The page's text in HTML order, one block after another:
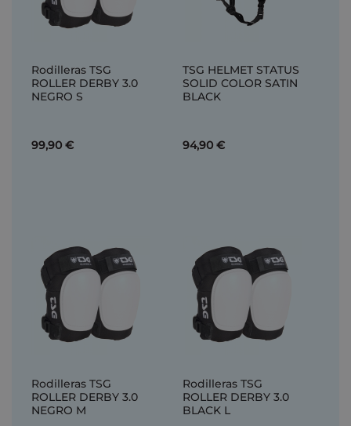
Rodilleras TSG
ROLLER DERBY 3.0
NEGRO S
99,90 €
TSG HELMET STATUS
SOLID COLOR SATIN
BLACK
94,90 €
Rodilleras TSG
ROLLER DERBY 3.0
NEGRO M
Rodilleras TSG
ROLLER DERBY 3.0
BLACK L